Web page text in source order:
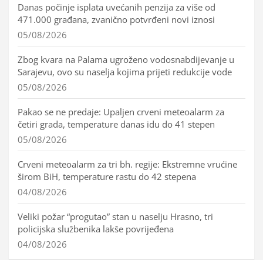
Danas počinje isplata uvećanih penzija za više od
471.000 građana, zvanično potvrđeni novi iznosi
05/08/2026
Zbog kvara na Palama ugroženo vodosnabdijevanje u
Sarajevu, ovo su naselja kojima prijeti redukcije vode
05/08/2026
Pakao se ne predaje: Upaljen crveni meteoalarm za
četiri grada, temperature danas idu do 41 stepen
05/08/2026
Crveni meteoalarm za tri bh. regije: Ekstremne vrućine
širom BiH, temperature rastu do 42 stepena
04/08/2026
Veliki požar “progutao” stan u naselju Hrasno, tri
policijska službenika lakše povrijeđena
04/08/2026